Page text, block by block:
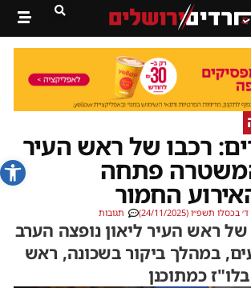
פתח
רכבו של ראש העיר
פתחה
החמור
ד׳ בכסלו תשפ״ו (24/11/2025) תגובות
ראש העיר ליאון נופצה הערב
במהלך ביקור בשכונה, ראש
כמתוכנן